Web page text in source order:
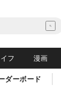
フ 漫画
ダーボード